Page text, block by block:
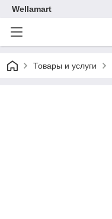
Wellamart
Товары и услуги